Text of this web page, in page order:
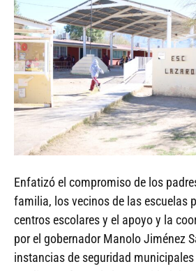
Enfatizó el compromiso de los
familia, los vecinos de las escuelas
centros escolares y el apoyo y la
por el gobernador Manolo Jiménez
instancias de seguridad